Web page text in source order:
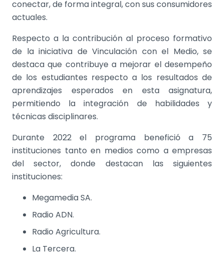
conectar, de forma integral, con sus consumidores
actuales.
Respecto a la contribución al proceso formativo
de la iniciativa de Vinculación con el Medio, se
destaca que contribuye a mejorar el desempeño
de los estudiantes respecto a los resultados de
aprendizajes esperados en esta asignatura,
permitiendo la integración de habilidades y
técnicas disciplinares.
Durante 2022 el programa benefició a 75
instituciones tanto en medios como a empresas
del sector, donde destacan las siguientes
instituciones:
Megamedia SA.
Radio ADN.
Radio Agricultura.
La Tercera.